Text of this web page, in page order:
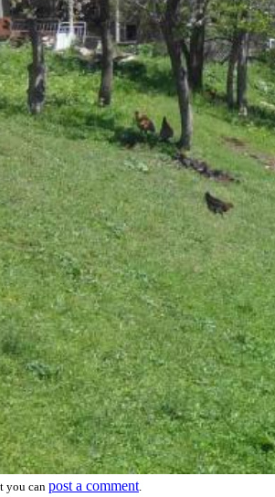
you can post a comment.